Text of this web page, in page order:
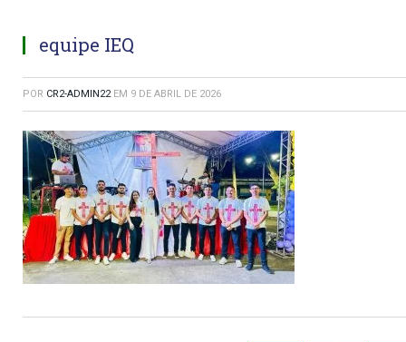
equipe IEQ
POR CR2-ADMIN22 EM 9 DE ABRIL DE 2026